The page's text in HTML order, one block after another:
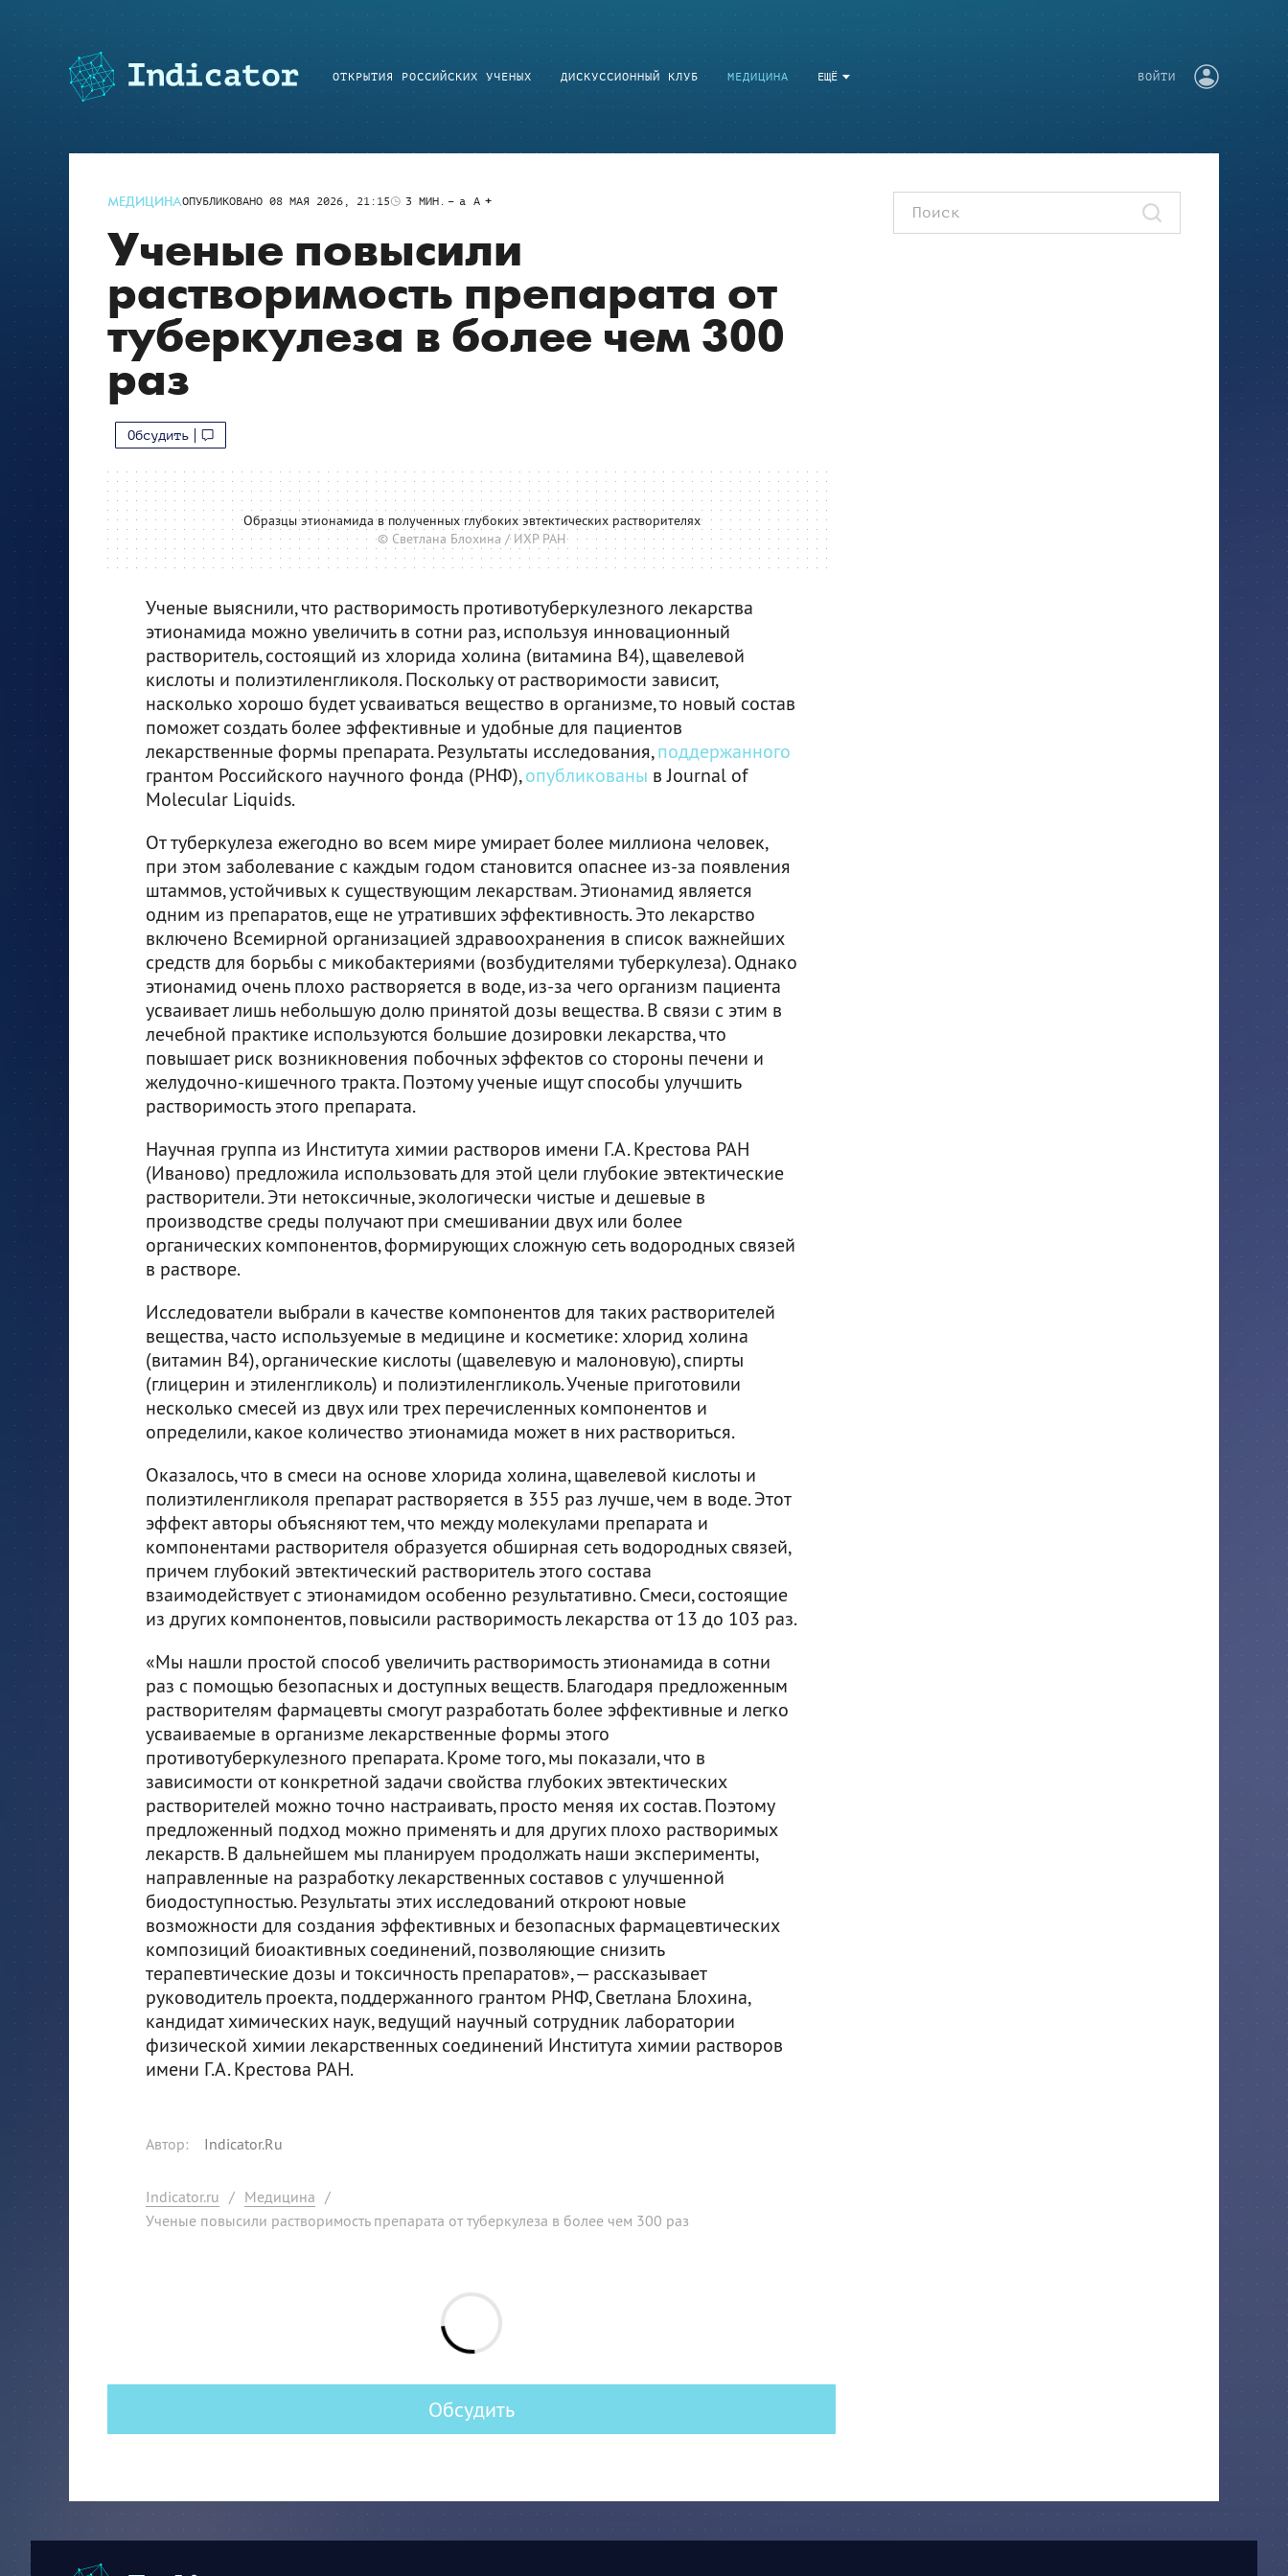
ЕЩЁ
ОТКРЫТИЯ РОССИЙСКИХ УЧЕНЫХ ДИСКУССИОННЫЙ КЛУБ МЕДИЦИНА ВОЙТИ
МЕДИЦИНАОПУБЛИКОВАНО 08 МАЯ 2026, 21:15 3 МИН. a A
Ученые повысили
растворимость препарата от
туберкулеза в более чем 300
раз
Обсудить
Образцы этионамида в полученных глубоких эвтектических растворителях
© Светлана Блохина / ИХР РАН
Ученые выяснили, что растворимость противотуберкулезного лекарства
этионамида можно увеличить в сотни раз, используя инновационный
растворитель, состоящий из хлорида холина (витамина В4), щавелевой
кислоты и полиэтиленгликоля. Поскольку от растворимости зависит,
насколько хорошо будет усваиваться вещество в организме, то новый состав
поможет создать более эффективные и удобные для пациентов
лекарственные формы препарата. Результаты исследования,поддержанного
грантом Российского научного фонда (РНФ),опубликованы в Journal of
Molecular Liquids.
От туберкулеза ежегодно во всем мире умирает более миллиона человек,
при этом заболевание с каждым годом становится опаснее из-за появления
штаммов, устойчивых к существующим лекарствам. Этионамид является
одним из препаратов, еще не утративших эффективность. Это лекарство
включено Всемирной организацией здравоохранения в список важнейших
средств для борьбы с микобактериями (возбудителями туберкулеза). Однако
этионамид очень плохо растворяется в воде, из-за чего организм пациента
усваивает лишь небольшую долю принятой дозы вещества. В связи с этим в
лечебной практике используются большие дозировки лекарства, что
повышает риск возникновения побочных эффектов со стороны печени и
желудочно-кишечного тракта. Поэтому ученые ищут способы улучшить
растворимость этого препарата.
Научная группа из Института химии растворов имени Г.А. Крестова РАН
(Иваново) предложила использовать для этой цели глубокие эвтектические
растворители. Эти нетоксичные, экологически чистые и дешевые в
производстве среды получают при смешивании двух или более
органических компонентов, формирующих сложную сеть водородных связей
в растворе.
Исследователи выбрали в качестве компонентов для таких растворителей
вещества, часто используемые в медицине и косметике: хлорид холина
(витамин В4), органические кислоты (щавелевую и малоновую), спирты
(глицерин и этиленгликоль) и полиэтиленгликоль. Ученые приготовили
несколько смесей из двух или трех перечисленных компонентов и
определили, какое количество этионамида может в них раствориться.
Оказалось, что в смеси на основе хлорида холина, щавелевой кислоты и
полиэтиленгликоля препарат растворяется в 355 раз лучше, чем в воде. Этот
эффект авторы объясняют тем, что между молекулами препарата и
компонентами растворителя образуется обширная сеть водородных связей,
причем глубокий эвтектический растворитель этого состава
взаимодействует с этионамидом особенно результативно. Смеси, состоящие
из других компонентов, повысили растворимость лекарства от 13 до 103 раз.
«Мы нашли простой способ увеличить растворимость этионамида в сотни
раз с помощью безопасных и доступных веществ. Благодаря предложенным
растворителям фармацевты смогут разработать более эффективные и легко
усваиваемые в организме лекарственные формы этого
противотуберкулезного препарата. Кроме того, мы показали, что в
зависимости от конкретной задачи свойства глубоких эвтектических
растворителей можно точно настраивать, просто меняя их состав. Поэтому
предложенный подход можно применять и для других плохо растворимых
лекарств. В дальнейшем мы планируем продолжать наши эксперименты,
направленные на разработку лекарственных составов с улучшенной
биодоступностью. Результаты этих исследований откроют новые
возможности для создания эффективных и безопасных фармацевтических
композиций биоактивных соединений, позволяющие снизить
терапевтические дозы и токсичность препаратов», — рассказывает
руководитель проекта, поддержанного грантом РНФ, Светлана Блохина,
кандидат химических наук, ведущий научный сотрудник лаборатории
физической химии лекарственных соединений Института химии растворов
имени Г.А. Крестова РАН.
Автор: Indicator.Ru
Indicator.ru / Медицина /
Ученые повысили растворимость препарата от туберкулеза в более чем 300 раз
Обсудить